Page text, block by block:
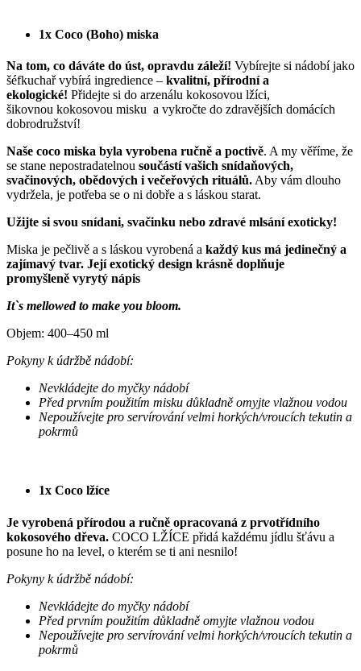
1x Coco (Boho) miska
Na tom, co dáváte do úst, opravdu záleží! Vybírejte si nádobí jako
šéfkuchař vybírá ingredience – kvalitní, přírodní a
ekologické! Přidejte si do arzenálu kokosovou lžíci,
šikovnou kokosovou misku a vykročte do zdravějších domácích
dobrodružství!
Naše coco miska byla vyrobena ručně a poctivě. A my věříme, že
se stane nepostradatelnou součástí vašich snídaňových,
svačinových, obědových i večeřových rituálů. Aby vám dlouho
vydržela, je potřeba se o ni dobře a s láskou starat.
Užijte si svou snídani, svačinku nebo zdravé mlsání exoticky!
Miska je pečlivě a s láskou vyrobená a každý kus má jedinečný a
zajímavý tvar. Její exotický design krásně doplňuje
promyšleně vyrytý nápis
It`s mellowed to make you bloom.
Objem: 400–450 ml
Pokyny k údržbě nádobí:
Nevkládejte do myčky nádobí
Před prvním použitím misku důkladně omyjte vlažnou vodou
Nepoužívejte pro servírování velmi horkých/vroucích tekutin a
pokrmů
1x Coco lžíce
Je vyrobená přírodou a ručně opracovaná z prvotřídního
kokosového dřeva. COCO LŽÍCE přidá každému jídlu šťávu a
posune ho na level, o kterém se ti ani nesnilo!
Pokyny k údržbě nádobí:
Nevkládejte do myčky nádobí
Před prvním použitím důkladně omyjte vlažnou vodou
Nepoužívejte pro servírování velmi horkých/vroucích tekutin a
pokrmů